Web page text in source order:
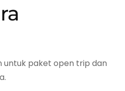
untuk paket open trip dan